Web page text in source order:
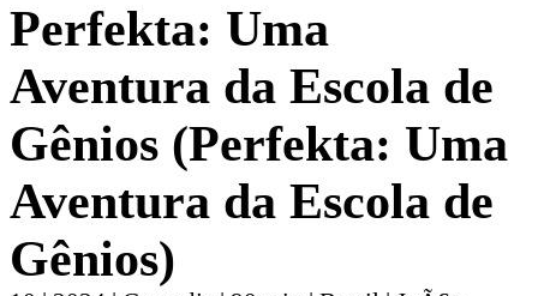
Perfekta: Uma
Aventura da Escola de
Gênios (Perfekta: Uma
Aventura da Escola de
Gênios)